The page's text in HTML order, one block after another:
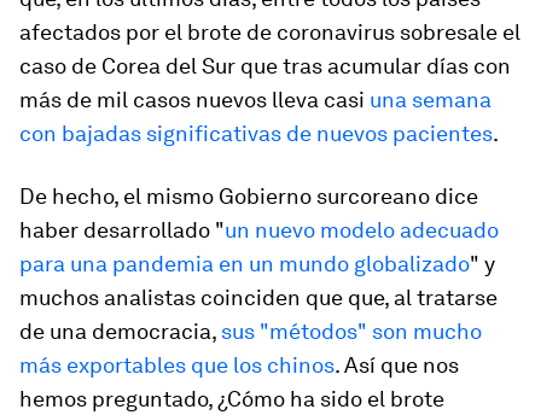
afectados por el brote de coronavirus sobresale el
caso de Corea del Sur que tras acumular días con
más de mil casos nuevos lleva casi una semana
con bajadas significativas de nuevos pacientes.
De hecho, el mismo Gobierno surcoreano dice
haber desarrollado "un nuevo modelo adecuado
para una pandemia en un mundo globalizado" y
muchos analistas coinciden que que, al tratarse
de una democracia, sus "métodos" son mucho
más exportables que los chinos. Así que nos
hemos preguntado, ¿Cómo ha sido el brote